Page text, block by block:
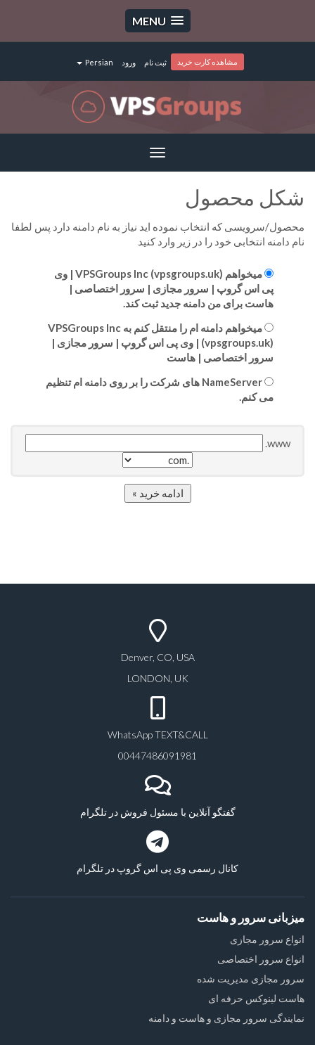
MENU
Persian ورود ثبت نام مشاهده کارت خرید
Toggle
navigation
شکل محصول
محصول/سرویسی که انتخاب نموده اید نیاز به نام دامنه دارد پس لطفا
نام دامنه انتخابی خود را در زیر وارد کنید
میخواهم VPSGroups Inc (vpsgroups.uk) | وی
پی اس گروپ | سرور مجازی | سرور اختصاصی |
هاست برای من دامنه جدید ثبت کند.
میخواهم دامنه ام را منتقل کنم به VPSGroups Inc
(vpsgroups.uk) | وی پی اس گروپ | سرور مجازی |
سرور اختصاصی | هاست
NameServer های شرکت را بر روی دامنه ام تنظیم
می کنم.
www.
Denver, CO, USA
LONDON, UK
WhatsApp TEXT&CALL
00447486091981
گفتگو آنلاین با مسئول فروش در تلگرام
کانال رسمی وی پی اس گروپ در تلگرام
میزبانی سرور و هاست
انواع سرور مجازی
انواع سرور اختصاصی
سرور مجازی مدیریت شده
هاست لینوکس حرفه ای
نمایندگی سرور مجازی و هاست و دامنه